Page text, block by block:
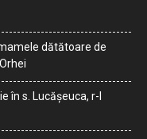
dătătoare de
în s. Lucășeuca, r-l